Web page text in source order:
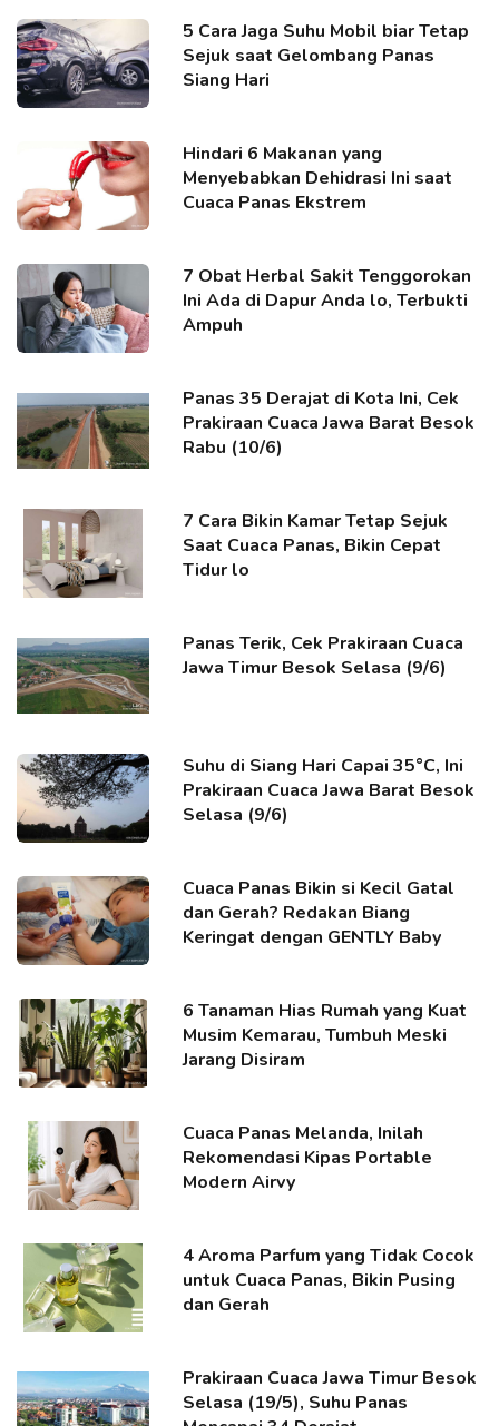
5 Cara Jaga Suhu Mobil biar Tetap
Sejuk saat Gelombang Panas
Siang Hari
Hindari 6 Makanan yang
Menyebabkan Dehidrasi Ini saat
Cuaca Panas Ekstrem
7 Obat Herbal Sakit Tenggorokan
Ini Ada di Dapur Anda lo, Terbukti
Ampuh
Panas 35 Derajat di Kota Ini, Cek
Prakiraan Cuaca Jawa Barat Besok
Rabu (10/6)
7 Cara Bikin Kamar Tetap Sejuk
Saat Cuaca Panas, Bikin Cepat
Tidur lo
Panas Terik, Cek Prakiraan Cuaca
Jawa Timur Besok Selasa (9/6)
Suhu di Siang Hari Capai 35°C, Ini
Prakiraan Cuaca Jawa Barat Besok
Selasa (9/6)
Cuaca Panas Bikin si Kecil Gatal
dan Gerah? Redakan Biang
Keringat dengan GENTLY Baby
6 Tanaman Hias Rumah yang Kuat
Musim Kemarau, Tumbuh Meski
Jarang Disiram
Cuaca Panas Melanda, Inilah
Rekomendasi Kipas Portable
Modern Airvy
4 Aroma Parfum yang Tidak Cocok
untuk Cuaca Panas, Bikin Pusing
dan Gerah
Prakiraan Cuaca Jawa Timur Besok
Selasa (19/5), Suhu Panas